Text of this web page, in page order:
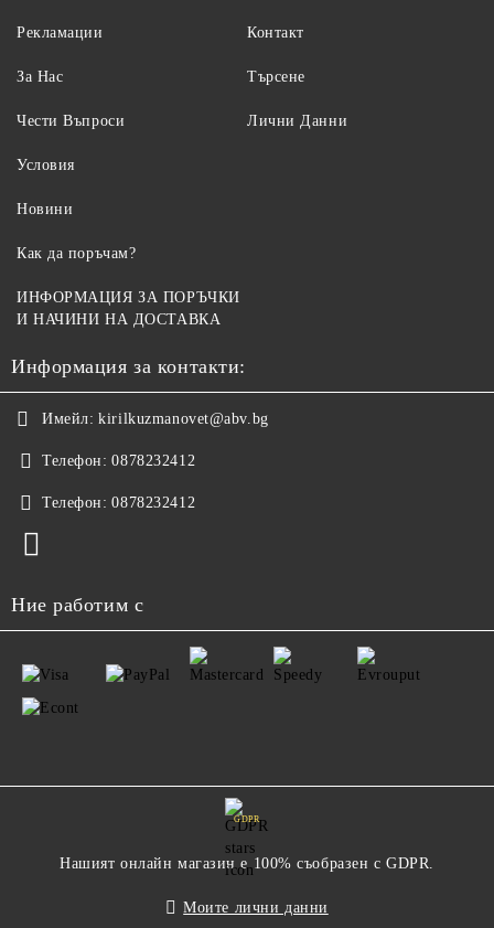
Рекламации
За Нас
Чести Въпроси
Контакт
Търсене
Лични Данни
Условия
Новини
Как да поръчам?
ИНФОРМАЦИЯ ЗА ПОРЪЧКИ
И НАЧИНИ НА ДОСТАВКА
Информация за контакти:
Имейл: kirilkuzmanovet@abv.bg
Телефон: 0878232412
Телефон: 0878232412
Ние работим с
GDPR
Нашият онлайн магазин е 100% съобразен с GDPR.
Моите лични данни